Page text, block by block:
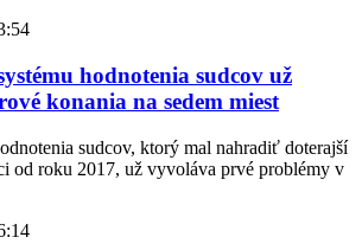
hodnotenia sudcov už
konania na sedem miest
sudcov, ktorý mal nahradiť doterajší
od roku 2017, už vyvoláva prvé problémy v